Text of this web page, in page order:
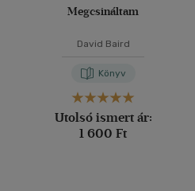
Megcsináltam
David Baird
Könyv
Utolsó ismert ár:
1 600 Ft